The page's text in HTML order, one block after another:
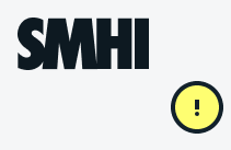
Hoppa till sidans innehåll